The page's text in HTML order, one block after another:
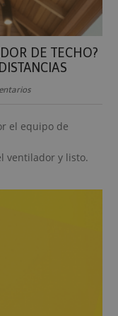
DE TECHO?
el equipo de
ventilador y listo.